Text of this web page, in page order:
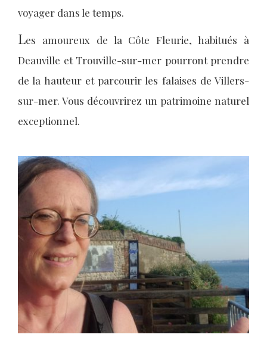
voyager dans le temps.
Les amoureux de la Côte Fleurie, habitués à
Deauville et Trouville-sur-mer pourront prendre
de la hauteur et parcourir les falaises de Villers-
sur-mer. Vous découvrirez un patrimoine naturel
exceptionnel.